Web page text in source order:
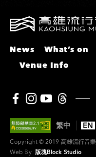
News What’s on
Venue Info
Copyright © 2019 高雄流行音
Web By 版塊Block Studio
繁中 EN